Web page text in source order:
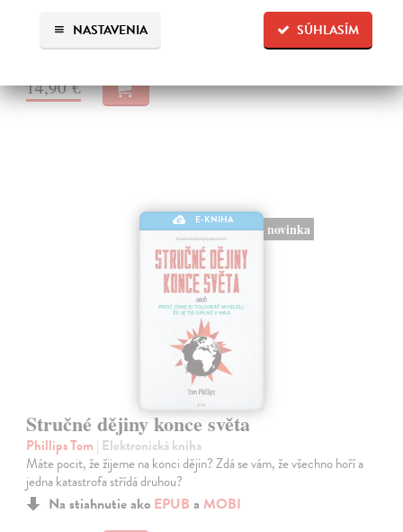
SÚHLASÍM
NASTAVENIA
bez nich nedá…
Na stiahnutie akoEPUB PDF
14,90 €
E-KNIHA
novinka
Stručné dějiny konce světa
Phillips Tom | Elektronická kniha
Máte pocit, že žijeme na konci dějin? Zdá se vám, že všechno hoří a
jedna katastrofa střídá druhou?
Na stiahnutie ako EPUB a MOBI